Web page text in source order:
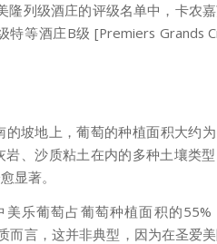
列级酒庄的评级名单中，卡农
等酒庄B级 [Premiers Grands
坡地上，葡萄的种植面积大约为
、沙质粘土在内的多种土壤类
显著。
乐葡萄占葡萄种植面积的55%
而言，这并非典型，因为在圣爱